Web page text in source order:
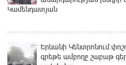
Կամենդատյան
Երևանի Կենտրոնում
գրեթե ամբողջ շաբաթ